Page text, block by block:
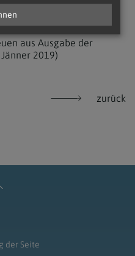
2.1 - Pfarrverband als
aus Ausgabe der
2019)
zurück
der Seite